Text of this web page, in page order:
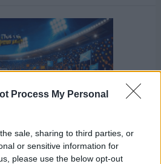
Process My Personal
sale, sharing to third parties, or
or sensitive information for
please use the below opt-out